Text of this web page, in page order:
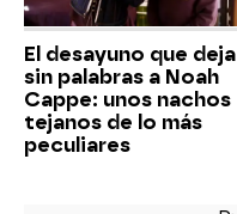
El desayuno que deja
sin palabras a Noah
Cappe: unos nachos
tejanos de lo más
peculiares